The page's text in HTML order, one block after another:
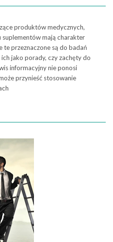
produktów medycznych,
mają charakter
te przeznaczone są do badań
jako porady, czy zachęty do
informacyjny nie ponosi
przynieść stosowanie